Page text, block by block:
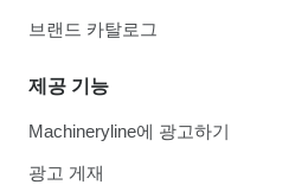
브랜드 카탈로그
제공 기능
Machineryline에 광고하기
광고 게재